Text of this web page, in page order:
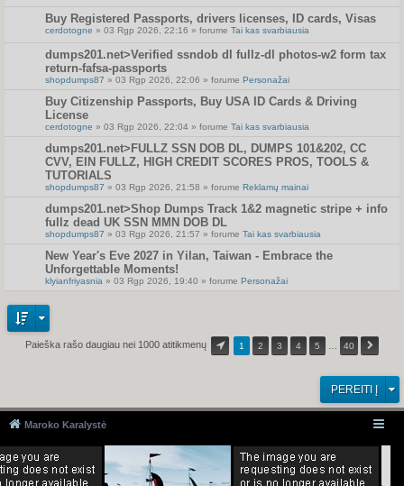
Buy Registered Passports, drivers licenses, ID cards, Visas
cerdotogne » 03 Rgp 2026, 22:16 » forume Tai kas svarbiausia
dumps201.net>Verified ssndob dl fullz-dl photos-w2 form tax
return-fafsa-passports
shopdumps87 » 03 Rgp 2026, 22:06 » forume Personažai
Buy Citizenship Passports, Buy USA ID Cards & Driving
License
cerdotogne » 03 Rgp 2026, 22:04 » forume Tai kas svarbiausia
dumps201.net>FULLZ SSN DOB DL, DUMPS 101&202, CC
CVV, EIN FULLZ, HIGH CREDIT SCORES PROS, TOOLS &
TUTORIALS
shopdumps87 » 03 Rgp 2026, 21:58 » forume Reklamų mainai
dumps201.net>Shop Dumps Track 1&2 magnetic stripe + info
fullz dead UK SSN MMN DOB DL
shopdumps87 » 03 Rgp 2026, 21:57 » forume Tai kas svarbiausia
New Year's Eve 2027 in Yilan, Taiwan - Embrace the
Unforgettable Moments!
klyianfriyasnia » 03 Rgp 2026, 19:40 » forume Personažai
Paieška rašo daugiau nei 1000 atitikmenų 1 2 3 4 5 40
PEREITI Į
Maroko Karalystė